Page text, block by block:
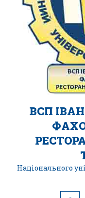
ВСП
Національного